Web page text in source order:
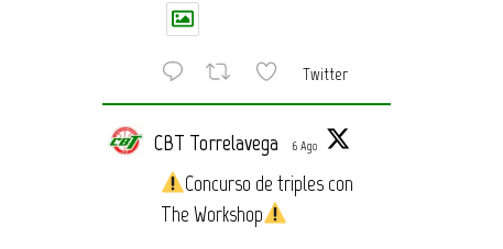
Twitter
CBT Torrelavega 6 Ago
Concurso de triples con
The Workshop